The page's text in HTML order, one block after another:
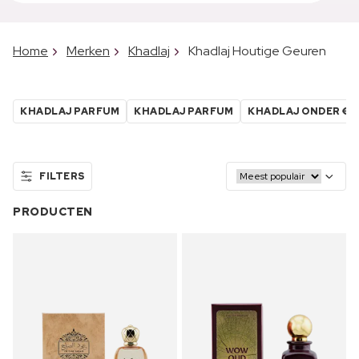
Home Merken Khadlaj Khadlaj Houtige Geuren
KHADLAJ PARFUM KHADLAJ PARFUM KHADLAJ ONDER
FILTERS
PRODUCTEN